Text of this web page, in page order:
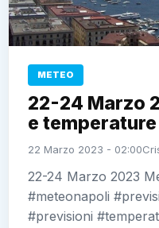
METEO
22-24 Marzo
e temperature
22 Marzo 2023 - 02:00
22-24 Marzo 2023
#meteonapoli
#previsioni